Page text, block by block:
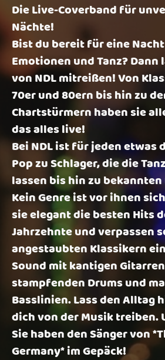
Die Live-Coverband für
Nächte!
Bist du bereit für eine
Emotionen und Tanz? Dann
von NDL mitreißen! Von
70er und 80ern bis hin zu
Chartstürmern haben sie
das alles live!
Bei NDL ist für jeden etwas
Pop zu Schlager, die die
lassen bis hin zu bekannten
Kein Genre ist vor ihnen
sie elegant die besten Hits
Jahrzehnte und verpassen
angestaubten Klassikern
Sound mit kantigen
stampfenden Drums und
Basslinien. Lass den Alltag
dich von der Musik treiben.
Sie haben den Sänger von
Germany* im Gepäck!